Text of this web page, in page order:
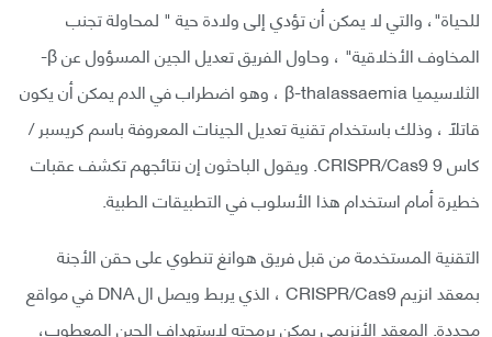
للحياة"، والتي لا يمكن أن تؤدي إلى ولادة حية " لمحاولة تجنب
المخاوف الأخلاقية" ، وحاول الفريق تعديل الجين المسؤول عن β-
الثلاسيميا β-thalassaemia ، وهو اضطراب في الدم يمكن أن يكون
قاتلًا ، وذلك باستخدام تقنية تعديل الجينات المعروفة باسم كريسبر /
كاس 9 CRISPR/Cas9. ويقول الباحثون إن نتائجهم تكشف عقبات
خطيرة أمام استخدام هذا الأسلوب في التطبيقات الطبية.
التقنية المستخدمة من قبل فريق هوانغ تنطوي على حقن الأجنة
بمعقد انزيم CRISPR/Cas9 ، الذي يربط ويصل ال DNA في مواقع
محددة. المعقد الأنزيمي يمكن برمجته لاستهداف الجين المعطوب،